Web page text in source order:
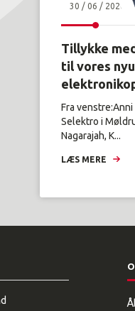
30 / 06 / 2026
Tillykke
til vores
Fra
Selektro i
Nagarajah, K...
LÆS MERE